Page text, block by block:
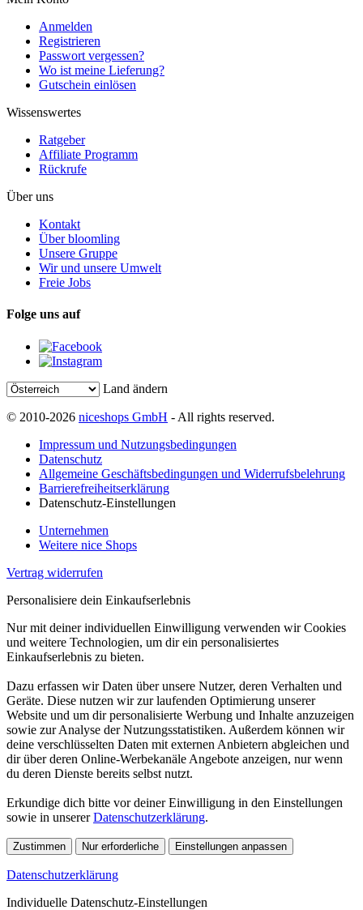
Anmelden
Registrieren
Passwort vergessen?
Wo ist meine Lieferung?
Gutschein einlösen
Wissenswertes
Ratgeber
Affiliate Programm
Rückrufe
Über uns
Kontakt
Über bloomling
Unsere Gruppe
Wir und unsere Umwelt
Freie Jobs
Folge uns auf
Land ändern
© 2010-2026 niceshops GmbH - All rights reserved.
Impressum und Nutzungsbedingungen
Datenschutz
Allgemeine Geschäftsbedingungen und Widerrufsbelehrung
Barrierefreiheitserklärung
Datenschutz-Einstellungen
Unternehmen
Weitere nice Shops
Vertrag widerrufen
Personalisiere dein Einkaufserlebnis
Nur mit deiner individuellen Einwilligung verwenden wir Cookies
und weitere Technologien, um dir ein personalisiertes
Einkaufserlebnis zu bieten.
Dazu erfassen wir Daten über unsere Nutzer, deren Verhalten und
Geräte. Diese nutzen wir zur laufenden Optimierung unserer
Website und um dir personalisierte Werbung und Inhalte anzuzeigen
sowie zur Analyse der Nutzungsstatistiken. Außerdem können wir
deine verschlüsselten Daten mit externen Anbietern abgleichen und
dir über deren Online-Werbekanäle Angebote anzeigen, nur wenn
du deren Dienste bereits selbst nutzt.
Erkundige dich bitte vor deiner Einwilligung in den Einstellungen
sowie in unsererDatenschutzerklärung.
Zustimmen Nur erforderliche Einstellungen anpassen
Datenschutzerklärung
Individuelle Datenschutz-Einstellungen